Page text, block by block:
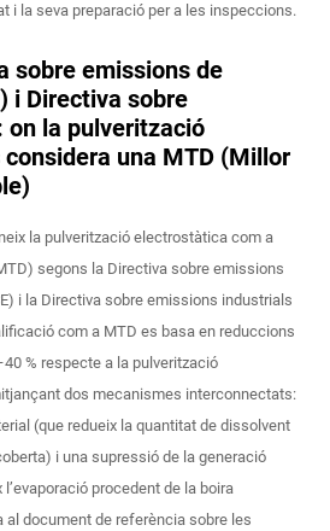
i la seva preparació per a les inspeccions.
sobre emissions de
i Directiva sobre
on la pulverització
una MTD (Millor
la pulverització electrostàtica com a
segons la Directiva sobre emissions
i la Directiva sobre emissions industrials
com a MTD es basa en reduccions
% respecte a la pulverització
dos mecanismes interconnectats:
(que redueix la quantitat de dissolvent
i una supressió de la generació
procedent de la boira
al document de referència sobre les